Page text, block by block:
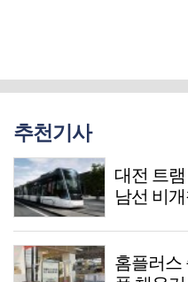
추천기사
대전 트
남선 비
홈플러스